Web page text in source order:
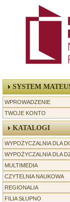
SYSTEM
WPROWADZENIE
TWOJE KONTO
KATALOGI
WYPOŻYCZALNIA DLA
WYPOŻYCZALNIA DLA
MULTIMEDIA
CZYTELNIA NAUKOWA
REGIONALIA
-----------------
FILIA SŁUPNO